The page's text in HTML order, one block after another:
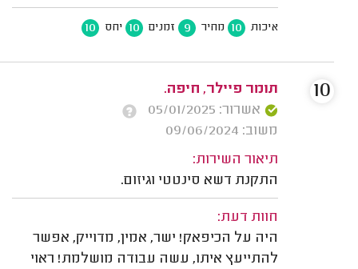
איכות 10 מחיר 9 זמנים 10 יחס 10
תומר פיילר, חיפה.
אשרור: 05/01/2025
משוב: 09/06/2024
תיאור השירות:
התקנת דשא סינטטי וגיזום.
חוות דעת:
היה על הכיפאק! ישר, אמין, מדוייק, אפשר
להתייעץ איתו, עשה עבודה מושלמת! ראוי
10